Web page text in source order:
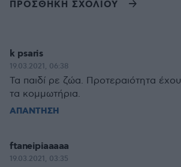
ΠΡΟΣΘΗΚΗ ΣΧΟΛΙΟΥ
k psaris
19.03.2021, 06:38
Τα παιδί ρε ζώα. Προτεραιότητα
τα κομμωτήρια.
ΑΠΑΝΤΗΣΗ
ftaneipiaaaaa
19.03.2021, 03:35